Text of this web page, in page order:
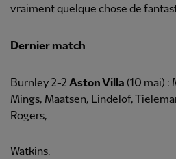
vraiment quelque chose de
Dernier match
Burnley 2-2 Aston Villa (10 mai) :
Mings, Maatsen, Lindelof,
Rogers,
Watkins.